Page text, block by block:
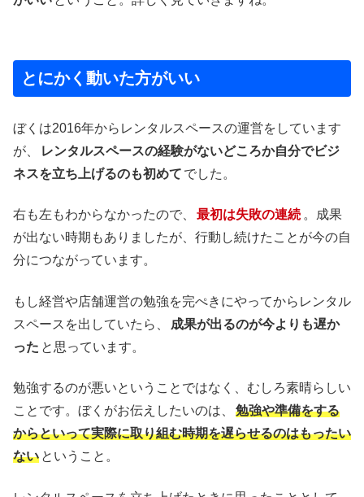
とにかく動いた方がいい
ぼくは2016年からレンタルスペースの運営をしています
が、
レンタルスペースの経験がないどころか自分でビジ
ネスを立ち上げるのも初めて でした。
右も左もわからなかったので、 最初は失敗の連続 。成果
が出ない時期もありましたが、行動し続けたことが今の自
分につながっています。
もし経営や店舗運営の勉強を完ぺきにやってからレンタル
スペースを出していたら、
成果が出るのが今よりも遅か
った と思っています。
勉強するのが悪いということではなく、むしろ素晴らしい
ことです。ぼくがお伝えしたいのは、
勉強や準備をする
からといって実際に取り組む時期を遅らせるのはもったい
ない ということ。